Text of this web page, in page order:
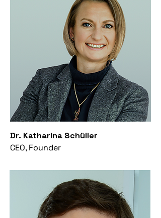
Dr. Katharina Schüller
CEO, Founder